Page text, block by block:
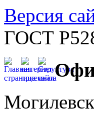
Версия
ГОСТ